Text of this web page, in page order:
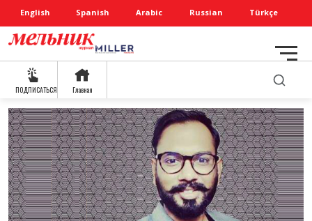
English Spanish Arabic Russian Türkçe
ПОДПИСАТЬСЯ Главная